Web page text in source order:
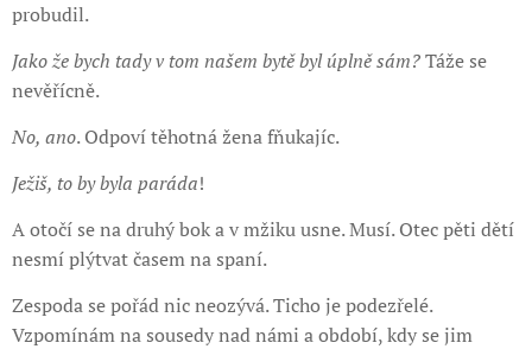
probudil.
Jako že bych tady v tom našem bytě byl úplně sám?Táže se
nevěřícně.
No, ano. Odpoví těhotná žena fňukajíc.
Ježiš, to by byla paráda!
A otočí se na druhý bok a v mžiku usne. Musí. Otec pěti dětí
nesmí plýtvat časem na spaní.
Zespoda se pořád nic neozývá. Ticho je podezřelé.
Vzpomínám na sousedy nad námi a období, kdy se jim